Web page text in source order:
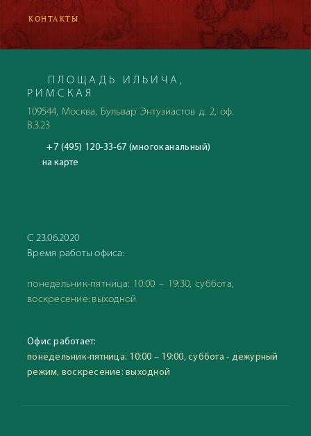
КОНТАКТЫ
ПЛОЩАДЬ ИЛЬИЧА,
РИМСКАЯ
109544, Москва, Бульвар Энтузиастов д. 2, оф.
В.3.23
+7 (495) 120-33-67 (многоканальный)
на карте
С 23.06.2020
Время работы офиса:
понедельник-пятница: 10:00 – 19:30, суббота,
воскресение: выходной
Офис работает:
понедельник-пятница: 10:00 – 19:00, суббота - дежурный
режим, воскресение: выходной